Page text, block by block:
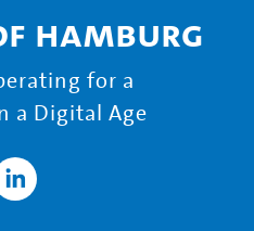
Hamburg
for a
a Digital Age